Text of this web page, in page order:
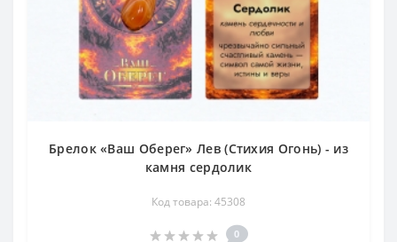
Брелок «Ваш Оберег» Лев (Стихия Огонь) - из
камня сердолик
Код товара: 45308
0